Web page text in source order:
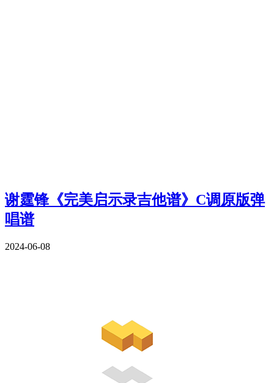
谢霆锋《完美启示录吉他谱》C调原版弹
唱谱
2024-06-08